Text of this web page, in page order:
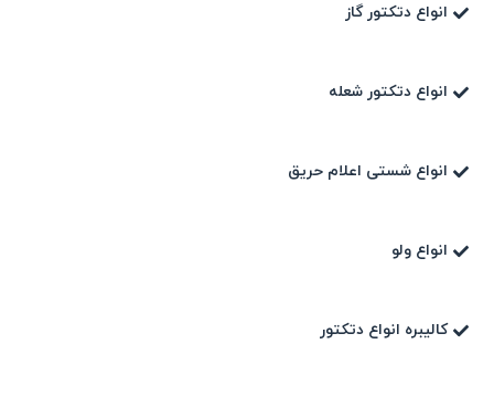
انواع دتکتور گاز
انواع دتکتور شعله
انواع شستی اعلام حریق
انواع ولو
کالیبره انواع دتکتور